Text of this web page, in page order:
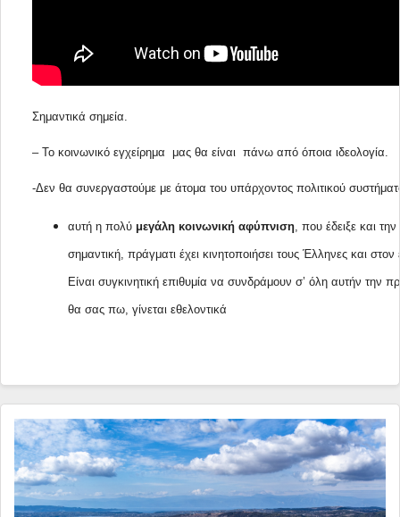
Σημαντικά σημεία.
– Το κοινωνικό εγχείρημα  μας θα είναι  πάνω από όποια ιδεολογία.
-Δεν θα συνεργαστούμε με άτομα του υπάρχοντος πολιτικού
αυτή η πολύ μεγάλη κοινωνική αφύπνιση, που έδειξε και
σημαντική, πράγματι έχει κινητοποιήσει τους Έλληνες και
Είναι συγκινητική επιθυμία να συνδράμουν σ’ όλη αυτήν την
θα σας πω, γίνεται εθελοντικά